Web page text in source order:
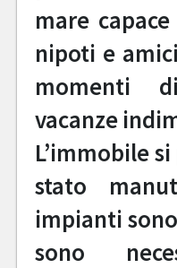
mare
nipoti e
momenti
vacanze
L’immobile
stato
impianti
sono